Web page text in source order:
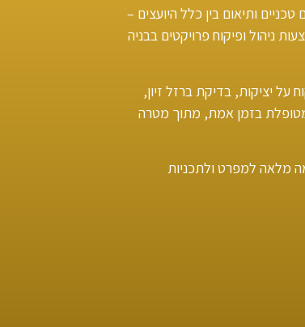
ותיאום בין כלל היועצים –
ניהול ופיקוח פרויקטים בבניה
יציקות, בדיקת ברזל זיון,
בזמן אמת, מתוך מטרה
מלאה למפרט ולתכניות